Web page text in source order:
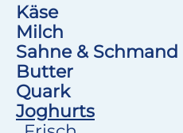
Käse
Milch
Sahne & Schmand
Butter
Quark
Joghurts